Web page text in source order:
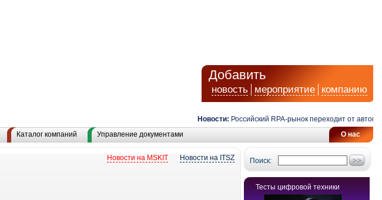
Добавить
новость мероприятие компанию
Новости: Российский RPA-рынок переходит от
О нас
Каталог компаний Управление документами
Поиск:
Тесты цифровой техники
Новости на ITSZ
Новости на MSKIT